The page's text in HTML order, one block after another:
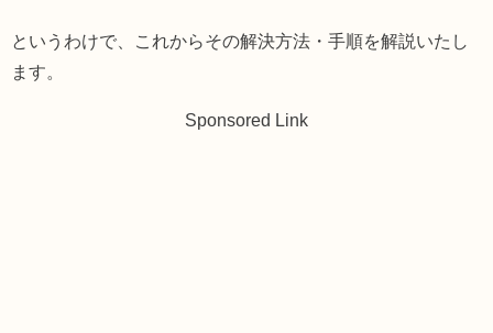
というわけで、これからその解決方法・手順を解説いたし
ます。
Sponsored Link